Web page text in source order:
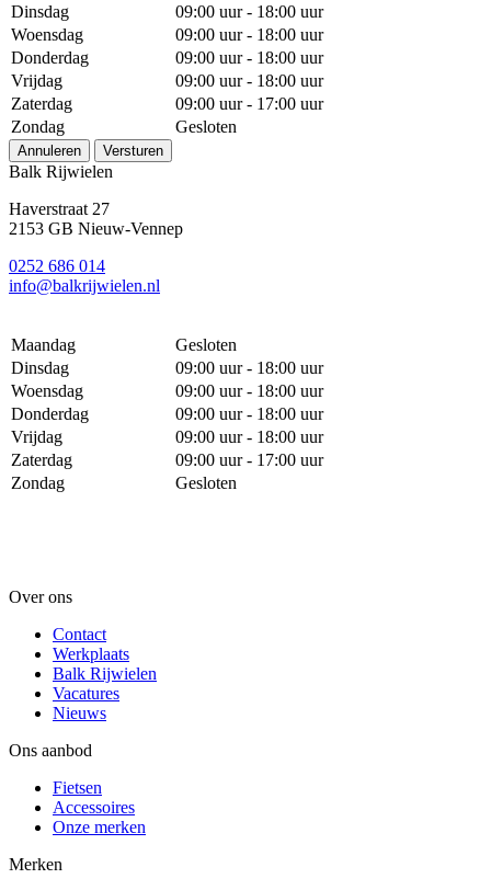
Dinsdag
09:00 uur - 18:00 uur
Woensdag
09:00 uur - 18:00 uur
Donderdag
09:00 uur - 18:00 uur
Vrijdag
09:00 uur - 18:00 uur
Zaterdag
09:00 uur - 17:00 uur
Zondag
Gesloten
Annuleren Versturen
Balk Rijwielen
Haverstraat 27
2153 GB Nieuw-Vennep
0252 686 014
info@balkrijwielen.nl
Maandag
Gesloten
Dinsdag
09:00 uur - 18:00 uur
Woensdag
09:00 uur - 18:00 uur
Donderdag
09:00 uur - 18:00 uur
Vrijdag
09:00 uur - 18:00 uur
Zaterdag
09:00 uur - 17:00 uur
Zondag
Gesloten
Over ons
Contact
Werkplaats
Balk Rijwielen
Vacatures
Nieuws
Ons aanbod
Fietsen
Accessoires
Onze merken
Merken